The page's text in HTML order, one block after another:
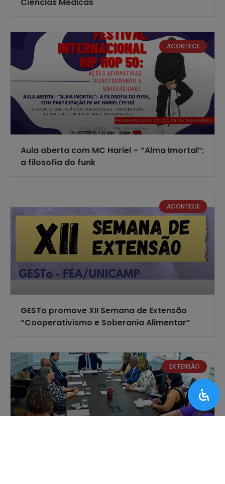
ACONTECE
Aula aberta com MC Hariel – “Alma Imortal”:
a filosofia do funk
ACONTECE
GESTo promove XII Semana de Extensão
“Cooperativismo e Soberania Alimentar”
EXTENSÃO